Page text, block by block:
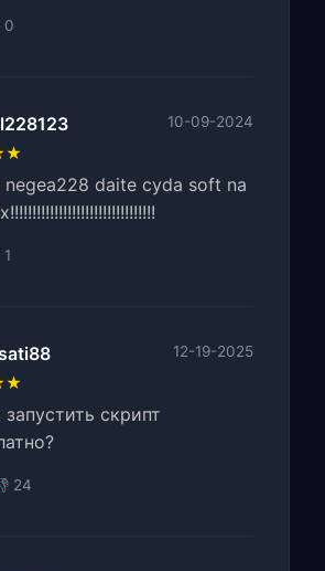
0
10-09-2024
negea228 daite cyda soft na
1
12-19-2025
запустить скрипт
24